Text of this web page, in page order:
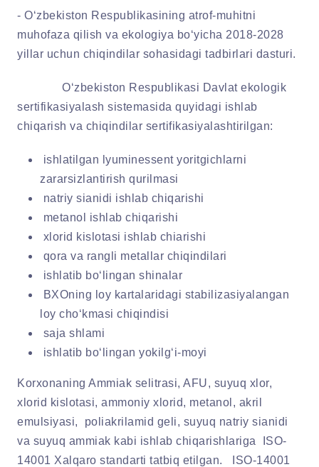
- O‘zbekiston Respublikasining atrof-muhitni
muhofaza qilish va ekologiya bo‘yicha 2018-2028
yillar uchun chiqindilar sohasidagi tadbirlari dasturi.
O‘zbekiston Respublikasi Davlat ekologik
sertifikasiyalash sistemasida quyidagi ishlab
chiqarish va chiqindilar sertifikasiyalashtirilgan:
ishlatilgan lyuminessent yoritgichlarni
zararsizlantirish qurilmasi
natriy sianidi ishlab chiqarishi
metanol ishlab chiqarishi
xlorid kislotasi ishlab chiarishi
qora va rangli metallar chiqindilari
ishlatib bo‘lingan shinalar
BXOning loy kartalaridagi stabilizasiyalangan
loy cho‘kmasi chiqindisi
saja shlami
ishlatib bo‘lingan yokilg‘i-moyi
Korxonaning Ammiak selitrasi, AFU, suyuq xlor,
xlorid kislotasi, ammoniy xlorid, metanol, akril
emulsiyasi, poliakrilamid geli, suyuq natriy sianidi
va suyuq ammiak kabi ishlab chiqarishlariga ISO-
14001 Xalqaro standarti tatbiq etilgan. ISO-14001